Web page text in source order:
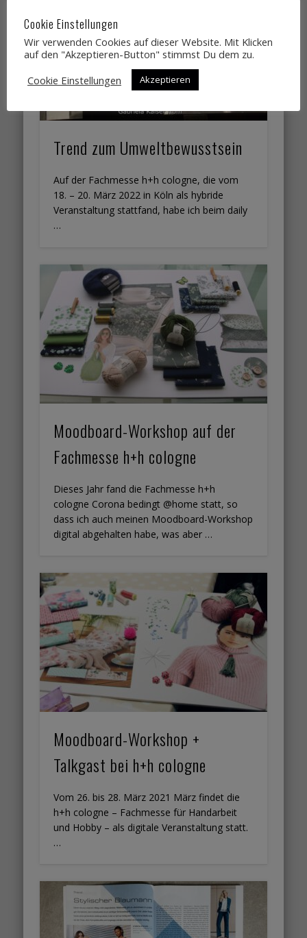
Trend zum Umweltbewusstsein
Auf der Fachmesse h+h cologne, die vom
18. – 20. März 2022 in Köln als hybride
Veranstaltung stattfand, habe ich beim daily
…
Moodboard-Workshop auf der
Fachmesse h+h cologne
Dieses Jahr fand die Fachmesse h+h
cologne Corona bedingt @home statt, so
dass ich auch meinen Moodboard-Workshop
digital abgehalten habe, was aber …
Moodboard-Workshop +
Talkgast bei h+h cologne
Vom 26. bis 28. März 2021 März findet die
h+h cologne – Fachmesse für Handarbeit
und Hobby – als digitale Veranstaltung statt.
…
Cookie Einstellungen
Wir verwenden Cookies auf dieser Website. Mit Klicken
auf den "Akzeptieren-Button" stimmst Du dem zu.
Cookie Einstellungen
Akzeptieren